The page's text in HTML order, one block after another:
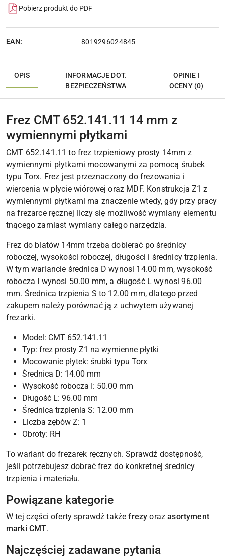
Pobierz produkt do PDF
EAN: 8019296024845
OPIS
INFORMACJE DOT.
BEZPIECZEŃSTWA
OPINIE I
OCENY (0)
Frez CMT 652.141.11 14 mm z
wymiennymi płytkami
CMT 652.141.11 to frez trzpieniowy prosty 14mm z
wymiennymi płytkami mocowanymi za pomocą śrubek
typu Torx. Frez jest przeznaczony do frezowania i
wiercenia w płycie wiórowej oraz MDF. Konstrukcja Z1 z
wymiennymi płytkami ma znaczenie wtedy, gdy przy pracy
na frezarce ręcznej liczy się możliwość wymiany elementu
tnącego zamiast wymiany całego narzędzia.
Frez do blatów 14mm trzeba dobierać po średnicy
roboczej, wysokości roboczej, długości i średnicy trzpienia.
W tym wariancie średnica D wynosi 14.00 mm, wysokość
robocza I wynosi 50.00 mm, a długość L wynosi 96.00
mm. Średnica trzpienia S to 12.00 mm, dlatego przed
zakupem należy porównać ją z uchwytem używanej
frezarki.
Model: CMT 652.141.11
Typ: frez prosty Z1 na wymienne płytki
Mocowanie płytek: śrubki typu Torx
Średnica D: 14.00 mm
Wysokość robocza I: 50.00 mm
Długość L: 96.00 mm
Średnica trzpienia S: 12.00 mm
Liczba zębów Z: 1
Obroty: RH
To wariant do frezarek ręcznych. Sprawdź dostępność,
jeśli potrzebujesz dobrać frez do konkretnej średnicy
trzpienia i materiału.
Powiązane kategorie
W tej części oferty sprawdź takżefrezy orazasortyment
marki CMT.
Najczęściej zadawane pytania